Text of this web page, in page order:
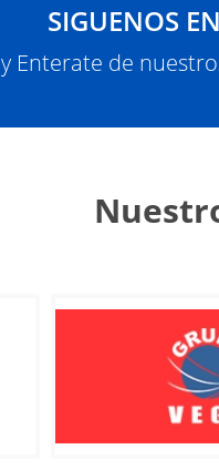
SIGUENOS
y Enterate de